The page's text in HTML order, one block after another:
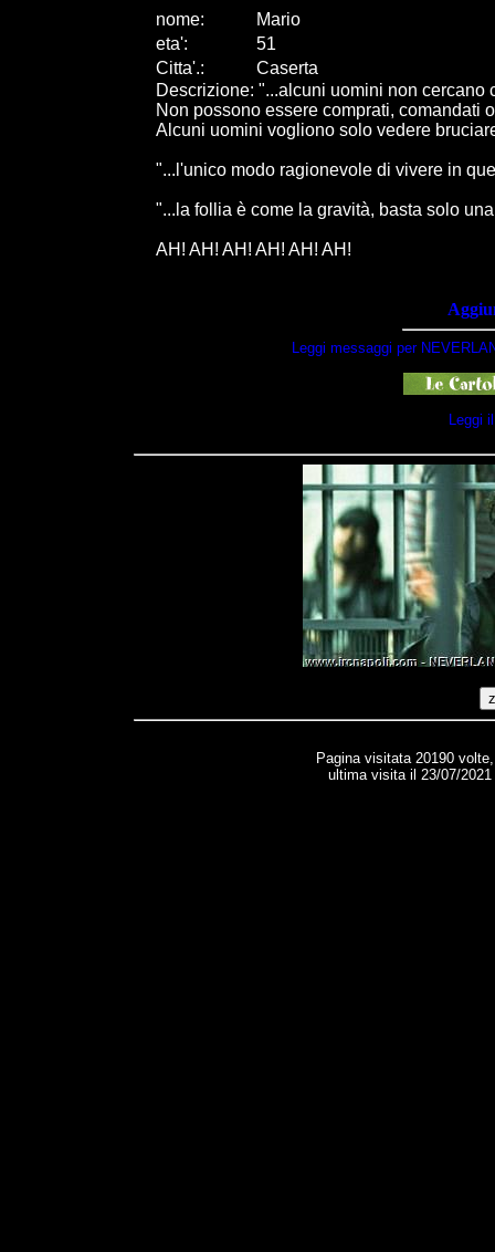
nome:
Mario
eta':
51
Citta'.:
Caserta
Descrizione: "...alcuni uomini non cercano
Non possono essere comprati, comandati
Alcuni uomini vogliono solo vedere
"...l'unico modo ragionevole di vivere in
"...la follia è come la gravità, basta solo
AH! AH! AH! AH! AH! AH!
Leggi messaggi per
Leggi
Pagina visitata 20190
ultima visita il 23/07/